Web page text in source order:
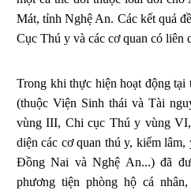
Mát, tỉnh Nghệ An. Các kết quả
Cục Thú y và các cơ quan có liên
Trong khi thực hiện hoạt động tại
(thuộc Viện Sinh thái và Tài
vùng III, Chi cục Thú y vùng
diện các cơ quan thú y, kiểm
Đồng Nai và Nghệ An...) đã
phương tiện phòng hộ cá